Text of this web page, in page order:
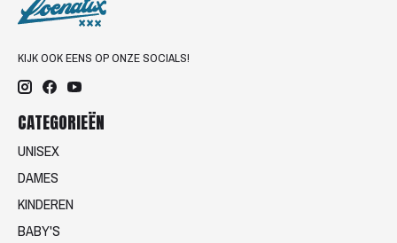
KIJK OOK EENS OP ONZE SOCIALS!
CATEGORIEËN
UNISEX
DAMES
KINDEREN
BABY'S